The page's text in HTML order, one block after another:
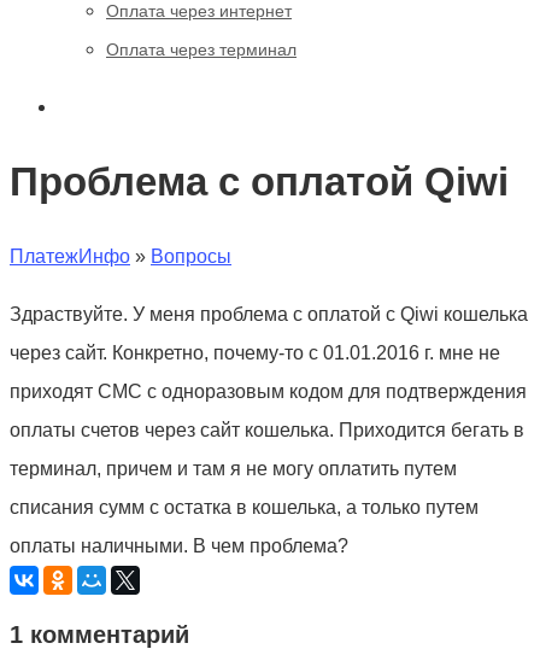
Оплата через интернет
Оплата через терминал
Проблема с оплатой Qiwi
ПлатежИнфо » Вопросы
Здраствуйте. У меня проблема с оплатой с Qiwi кошелька
через сайт. Конкретно, почему-то с 01.01.2016 г. мне не
приходят СМС с одноразовым кодом для подтверждения
оплаты счетов через сайт кошелька. Приходится бегать в
терминал, причем и там я не могу оплатить путем
списания сумм с остатка в кошелька, а только путем
оплаты наличными. В чем проблема?
1 комментарий